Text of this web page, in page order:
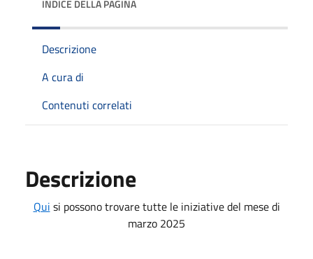
INDICE DELLA PAGINA
Descrizione
A cura di
Contenuti correlati
Descrizione
Qui si possono trovare tutte le iniziative del mese di
marzo 2025